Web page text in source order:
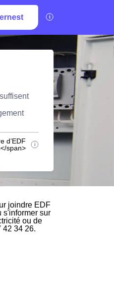
d’EDF
span>
joindre EDF
s'informer sur
ou de
42 34 26.